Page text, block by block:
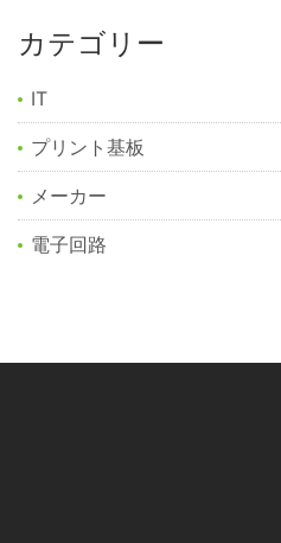
カテゴリー
IT
プリント基板
メーカー
電子回路